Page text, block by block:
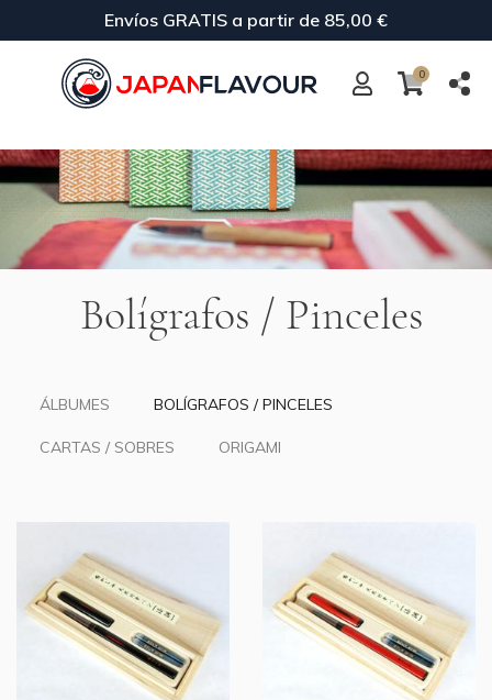
Envíos GRATIS a partir de 85,00 €
0
Bolígrafos / Pinceles
ÁLBUMES BOLÍGRAFOS / PINCELES
CARTAS / SOBRES ORIGAMI